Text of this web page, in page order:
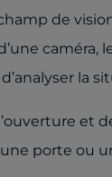
de
la
et
porte ou